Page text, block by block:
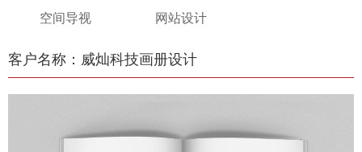
空间导视
网站设计
客户名称：威灿科技画册设计